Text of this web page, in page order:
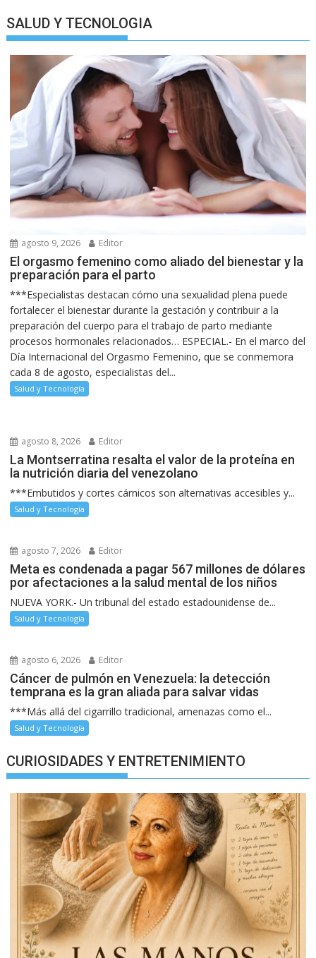
SALUD Y TECNOLOGIA
agosto 9, 2026 Editor
El orgasmo femenino como aliado del bienestar y la
preparación para el parto
***Especialistas destacan cómo una sexualidad plena puede
fortalecer el bienestar durante la gestación y contribuir a la
preparación del cuerpo para el trabajo de parto mediante
procesos hormonales relacionados… ESPECIAL.- En el marco del
Día Internacional del Orgasmo Femenino, que se conmemora
cada 8 de agosto, especialistas del...
Salud y Tecnología
agosto 8, 2026 Editor
La Montserratina resalta el valor de la proteína en
la nutrición diaria del venezolano
***Embutidos y cortes cárnicos son alternativas accesibles y...
Salud y Tecnología
agosto 7, 2026 Editor
Meta es condenada a pagar 567 millones de dólares
por afectaciones a la salud mental de los niños
NUEVA YORK.- Un tribunal del estado estadounidense de...
Salud y Tecnología
agosto 6, 2026 Editor
Cáncer de pulmón en Venezuela: la detección
temprana es la gran aliada para salvar vidas
***Más allá del cigarrillo tradicional, amenazas como el...
Salud y Tecnología
CURIOSIDADES Y ENTRETENIMIENTO